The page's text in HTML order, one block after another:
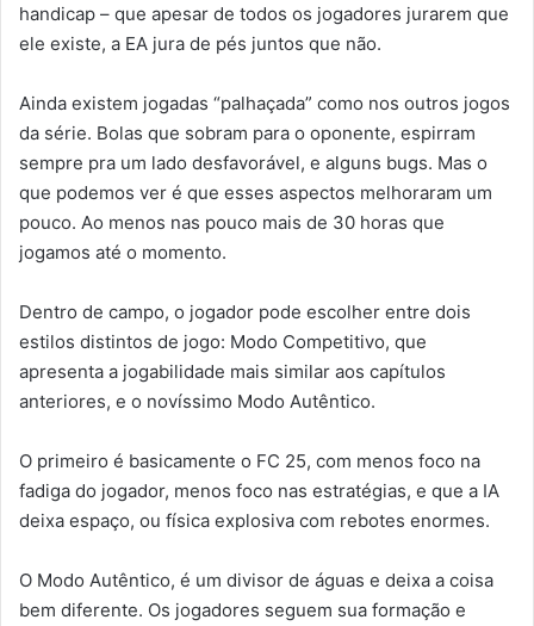
handicap – que apesar de todos os jogadores jurarem que
ele existe, a EA jura de pés juntos que não.
Ainda existem jogadas “palhaçada” como nos outros jogos
da série. Bolas que sobram para o oponente, espirram
sempre pra um lado desfavorável, e alguns bugs. Mas o
que podemos ver é que esses aspectos melhoraram um
pouco. Ao menos nas pouco mais de 30 horas que
jogamos até o momento.
Dentro de campo, o jogador pode escolher entre dois
estilos distintos de jogo: Modo Competitivo, que
apresenta a jogabilidade mais similar aos capítulos
anteriores, e o novíssimo Modo Autêntico.
O primeiro é basicamente o FC 25, com menos foco na
fadiga do jogador, menos foco nas estratégias, e que a IA
deixa espaço, ou física explosiva com rebotes enormes.
O Modo Autêntico, é um divisor de águas e deixa a coisa
bem diferente. Os jogadores seguem sua formação e